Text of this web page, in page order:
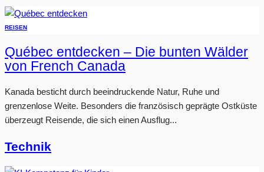
REISEN
Québec entdecken – Die bunten Wälder
von French Canada
Kanada besticht durch beeindruckende Natur, Ruhe und
grenzenlose Weite. Besonders die französisch geprägte Ostküste
überzeugt Reisende, die sich einen Ausflug...
Technik